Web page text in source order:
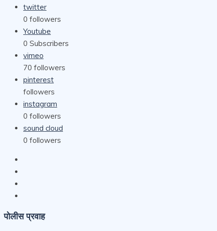
twitter
0 followers
Youtube
0 Subscribers
vimeo
70 followers
pinterest
followers
instagram
0 followers
sound cloud
0 followers
पोलीस प्रवाह